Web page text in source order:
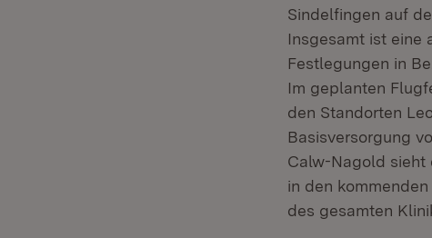
Sindelfingen auf
Insgesamt ist eine
Festlegungen in
Im geplanten
den Standorten
Basisversorgung
Calw-Nagold sieht
in den
des gesamten